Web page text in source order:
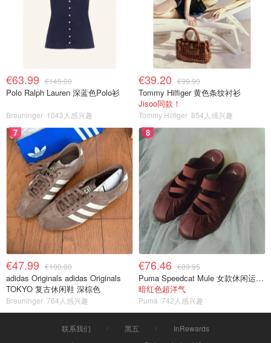
€63.99 €145.00
Polo Ralph Lauren 深蓝色Polo衫
Breuninger 1043人感兴趣
€39.20 €99.90
Tommy Hilfiger 黄色条纹衬衫
Jisoo同款！
Tommy Hilfiger 854人感兴趣
7
€47.99 €100.00
adidas Originals adidas Originals
TOKYO 复古休闲鞋 深棕色
Breuninger 764人感兴趣
8
€76.46 €89.95
Puma Speedcat Mule 女款休闲运动鞋
暗红色超洋气
Puma 742人感兴趣
联系我们 黑五
InRewards